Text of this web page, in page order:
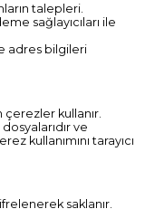
talepleri.
sağlayıcıları ile
adres bilgileri
kullanır.
ve
kullanımını tarayıcı
saklanır.